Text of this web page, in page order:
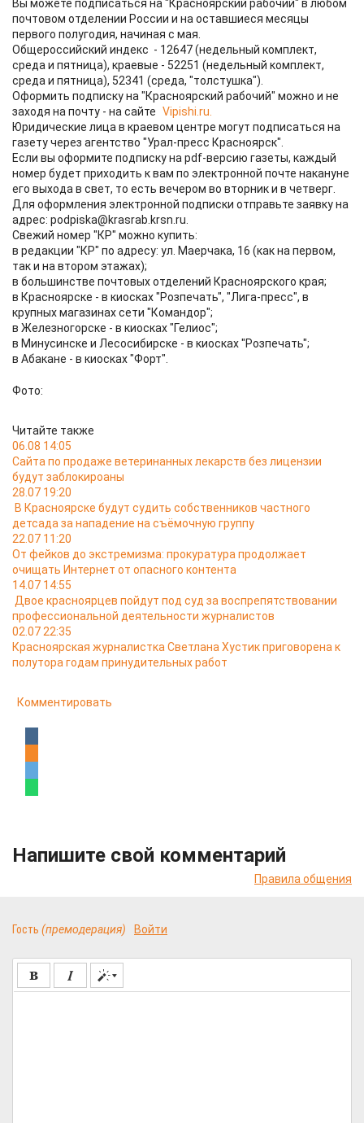
Вы можете подписаться на "Красноярский рабочий" в любом
почтовом отделении России и на оставшиеся месяцы
первого полугодия, начиная с мая.
Общероссийский индекс - 12647 (недельный комплект,
среда и пятница), краевые - 52251 (недельный комплект,
среда и пятница), 52341 (среда, "толстушка").
Оформить подписку на "Красноярский рабочий" можно и не
заходя на почту - на сайте Vipishi.ru.
Юридические лица в краевом центре могут подписаться на
газету через агентство "Урал-пресс Красноярск".
Если вы оформите подписку на pdf-версию газеты, каждый
номер будет приходить к вам по электронной почте накануне
его выхода в свет, то есть вечером во вторник и в четверг.
Для оформления электронной подписки отправьте заявку на
адрес: podpiska@krasrab.krsn.ru.
Свежий номер "КР" можно купить:
в редакции "КР" по адресу: ул. Маерчака, 16 (как на первом,
так и на втором этажах);
в большинстве почтовых отделений Красноярского края;
в Красноярске - в киосках "Розпечать", "Лига-пресс", в
крупных магазинах сети "Командор";
в Железногорске - в киосках "Гелиос";
в Минусинске и Лесосибирске - в киосках "Розпечать";
в Абакане - в киосках "Форт".
Фото:
Читайте также
06.08 14:05
Сайта по продаже ветеринанных лекарств без лицензии
будут заблокироаны
28.07 19:20
В Красноярске будут судить собственников частного
детсада за нападение на съёмочную группу
22.07 11:20
От фейков до экстремизма: прокуратура продолжает
очищать Интернет от опасного контента
14.07 14:55
Двое красноярцев пойдут под суд за воспрепятствовании
профессиональной деятельности журналистов
02.07 22:35
Красноярская журналистка Светлана Хустик приговорена к
полутора годам принудительных работ
Комментировать
Напишите свой комментарий
Правила общения
Гость (премодерация) Войти